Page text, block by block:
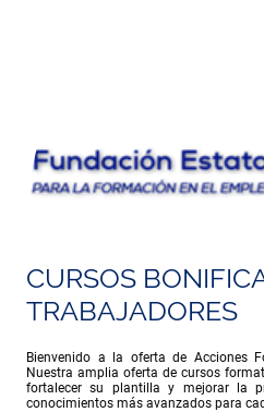
CURSOS
TRABAJADORES
Bienvenido a la oferta de Acciones
Nuestra amplia oferta de cursos
fortalecer su plantilla y mejorar la
conocimientos más avanzados para